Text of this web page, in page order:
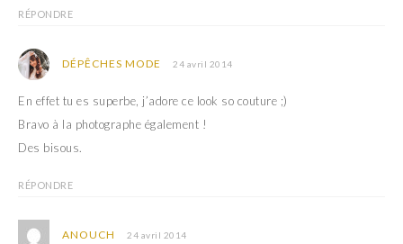
RÉPONDRE
DÉPÊCHES MODE 24 avril 2014
En effet tu es superbe, j’adore ce look so couture ;)
Bravo à la photographe également !
Des bisous.
RÉPONDRE
ANOUCH 24 avril 2014